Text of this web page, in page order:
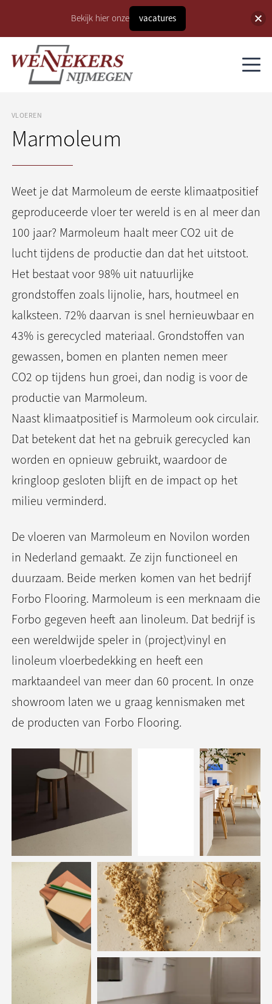
VLOEREN
Marmoleum
Weet je dat Marmoleum de eerste klimaatpositief
geproduceerde vloer ter wereld is en al meer dan
100 jaar? Marmoleum haalt meer CO2 uit de
lucht tijdens de productie dan dat het uitstoot.
Het bestaat voor 98% uit natuurlijke
grondstoffen zoals lijnolie, hars, houtmeel en
kalksteen. 72% daarvan is snel hernieuwbaar en
43% is gerecycled materiaal. Grondstoffen van
gewassen, bomen en planten nemen meer
CO2 op tijdens hun groei, dan nodig is voor de
productie van Marmoleum.
Naast klimaatpositief is Marmoleum ook circulair.
Dat betekent dat het na gebruik gerecycled kan
worden en opnieuw gebruikt, waardoor de
kringloop gesloten blijft en de impact op het
milieu verminderd.
De vloeren van Marmoleum en Novilon worden
in Nederland gemaakt. Ze zijn functioneel en
duurzaam. Beide merken komen van het bedrijf
Forbo Flooring. Marmoleum is een merknaam die
Forbo gegeven heeft aan linoleum. Dat bedrijf is
een wereldwijde speler in (project)vinyl en
linoleum vloerbedekking en heeft een
marktaandeel van meer dan 60 procent. In onze
showroom laten we u graag kennismaken met
de producten van Forbo Flooring.
Bekijk hier onze vacatures